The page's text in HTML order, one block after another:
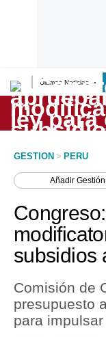
Últimas Noticias
Lo último
Peru Quiosco
Economía
Mercados
Política
Tu Dinero
GESTION > PERU
AñadirGestión
subsidios
Comisión de
presupuesto
para